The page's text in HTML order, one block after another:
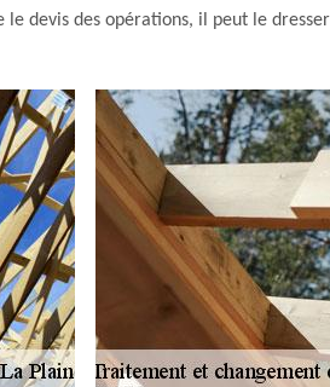
devis des opérations, il peut le